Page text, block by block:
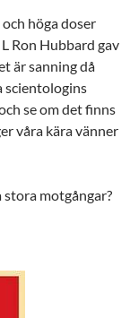
höga doser
Ron Hubbard gav
är sanning då
scientologins
se om det finns
våra kära vänner
motgångar?